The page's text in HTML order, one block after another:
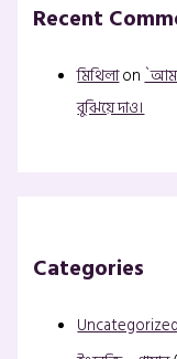
Recent
মিথিলাon
বুঝিয়ে দাও।
Categories